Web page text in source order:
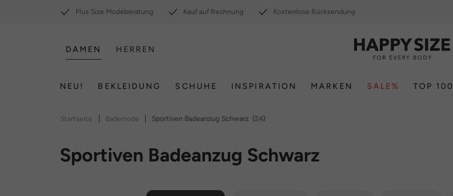
Plus Size Modeberatung Kauf auf Rechnung Kostenlose Rücksendung
DAMEN HERREN
NEU! BEKLEIDUNG SCHUHE INSPIRATION MARKEN SALE% TOP 100
Startseite | Bademode | Sportiven Badeanzug Schwarz (24)
Sportiven Badeanzug Schwarz